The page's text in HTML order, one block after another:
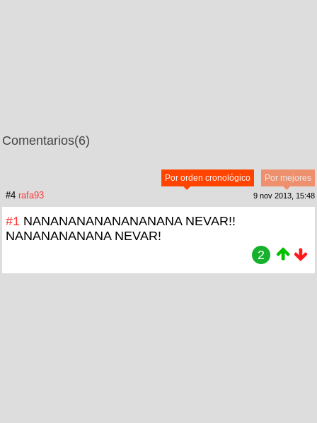
Comentarios(6)
Por mejores
Por orden cronológico
#4 rafa93 9 nov 2013, 15:48
#1 NANANANANANANANANA NEVAR!!
NANANANANANA NEVAR!
2